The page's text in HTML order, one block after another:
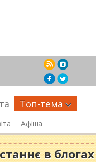
Топ-тема
Афіша
в блогах